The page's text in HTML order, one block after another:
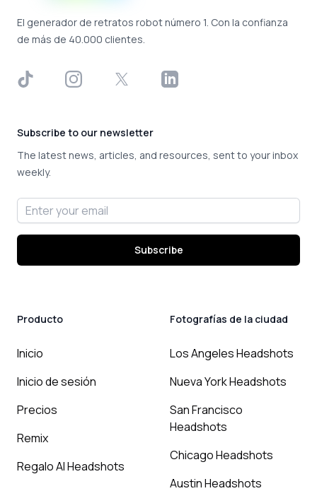
El generador de retratos robot número 1. Con la confianza
de más de 40.000 clientes.
TikTok InstagramX LinkedIn
Subscribe to our newsletter
The latest news, articles, and resources, sent to your inbox
weekly.
Email address
Subscribe
Producto
Inicio
Inicio de sesión
Precios
Remix
Regalo AI Headshots
Fotografías de la ciudad
Los Angeles Headshots
Nueva York Headshots
San Francisco
Headshots
Chicago Headshots
Austin Headshots